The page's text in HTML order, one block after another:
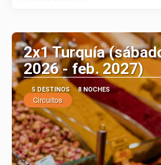
2x1 Turquía
2026 - feb. 2027)
5 DESTINOS 8 NOCHES
Circuitos